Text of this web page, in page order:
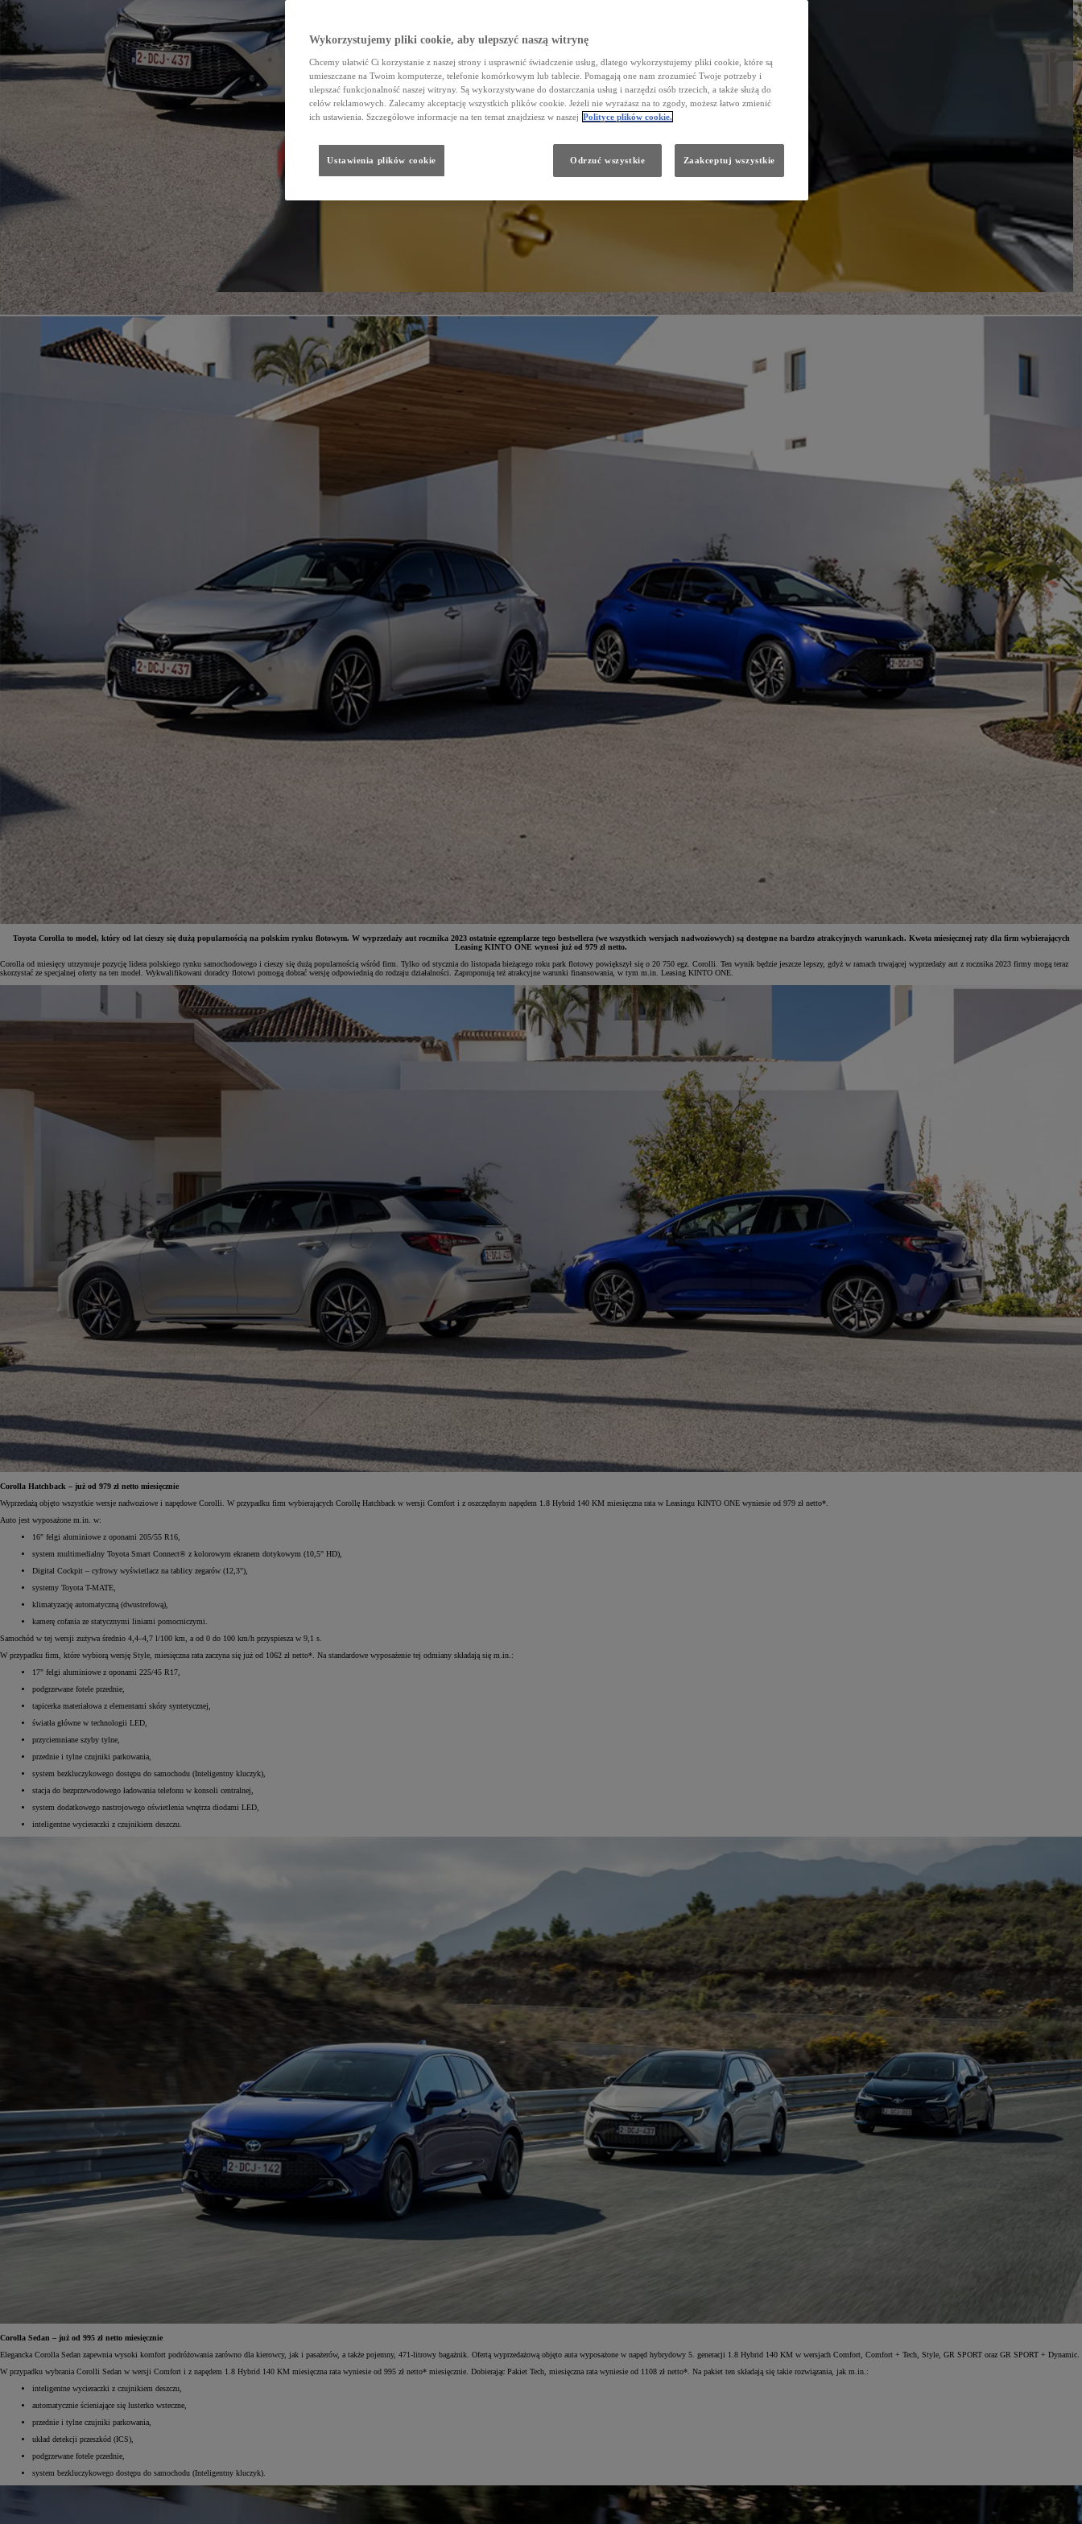
Od81 900 zł
Toyota Corolla to model, który od lat cieszy się dużą popularnością na polskim rynku flotowym. W wyprzedaży aut rocznika 2023 ostatnie egzemplarze tego bestsellera (we wszystkich wersjach nadwoziowych) są dostępne na bardzo atrakcyjnych warunkach. Kwota miesięcznej raty dla firm wybierających
Leasing KINTO ONE wynosi już od 979 zł netto.
Corolla od miesięcy utrzymuje pozycję lidera polskiego rynku samochodowego i cieszy się dużą popularnością wśród firm. Tylko od stycznia do listopada bieżącego roku park flotowy powiększył się o 20 750 egz. Corolli. Ten wynik będzie jeszcze lepszy, gdyż w ramach trwającej wyprzedaży aut z rocznika 2023 firmy mogą teraz
skorzystać ze specjalnej oferty na ten model. Wykwalifikowani doradcy flotowi pomogą dobrać wersję odpowiednią do rodzaju działalności. Zaproponują też atrakcyjne warunki finansowania, w tym m.in. Leasing KINTO ONE.
Corolla Hatchback – już od 979 zł netto miesięcznie
Wyprzedażą objęto wszystkie wersje nadwoziowe i napędowe Corolli. W przypadku firm wybierających Corollę Hatchback w wersji Comfort i z oszczędnym napędem 1.8 Hybrid 140 KM miesięczna rata w Leasingu KINTO ONE wyniesie od 979 zł netto*.
Auto jest wyposażone m.in. w:
16" felgi aluminiowe z oponami 205/55 R16,
system multimedialny Toyota Smart Connect® z kolorowym ekranem dotykowym (10,5" HD),
Digital Cockpit – cyfrowy wyświetlacz na tablicy zegarów (12,3"),
systemy Toyota T-MATE,
klimatyzację automatyczną (dwustrefową),
kamerę cofania ze statycznymi liniami pomocniczymi.
Samochód w tej wersji zużywa średnio 4,4–4,7 l/100 km, a od 0 do 100 km/h przyspiesza w 9,1 s.
W przypadku firm, które wybiorą wersję Style, miesięczna rata zaczyna się już od 1062 zł netto*. Na standardowe wyposażenie tej odmiany składają się m.in.:
17" felgi aluminiowe z oponami 225/45 R17,
podgrzewane fotele przednie,
tapicerka materiałowa z elementami skóry syntetycznej,
światła główne w technologii LED,
przyciemniane szyby tylne,
przednie i tylne czujniki parkowania,
system bezkluczykowego dostępu do samochodu (Inteligentny kluczyk),
stacja do bezprzewodowego ładowania telefonu w konsoli centralnej,
system dodatkowego nastrojowego oświetlenia wnętrza diodami LED,
inteligentne wycieraczki z czujnikiem deszczu.
Corolla Sedan – już od 995 zł netto miesięcznie
Elegancka Corolla Sedan zapewnia wysoki komfort podróżowania zarówno dla kierowcy, jak i pasażerów, a także pojemny, 471-litrowy bagażnik. Ofertą wyprzedażową objęto auta wyposażone w napęd hybrydowy 5. generacji 1.8 Hybrid 140 KM w wersjach Comfort, Comfort + Tech, Style, GR SPORT oraz GR SPORT + Dynamic.
W przypadku wybrania Corolli Sedan w wersji Comfort i z napędem 1.8 Hybrid 140 KM miesięczna rata wyniesie od 995 zł netto* miesięcznie. Dobierając Pakiet Tech, miesięczna rata wyniesie od 1108 zł netto*. Na pakiet ten składają się takie rozwiązania, jak m.in.:
inteligentne wycieraczki z czujnikiem deszczu,
automatycznie ścieniające się lusterko wsteczne,
przednie i tylne czujniki parkowania,
układ detekcji przeszkód (ICS),
podgrzewane fotele przednie,
system bezkluczykowego dostępu do samochodu (Inteligentny kluczyk).
Wykorzystujemy pliki cookie, aby ulepszyć naszą witrynę
Chcemy ułatwić Ci korzystanie z naszej strony i usprawnić świadczenie usług, dlatego wykorzystujemy pliki cookie, które są
umieszczane na Twoim komputerze, telefonie komórkowym lub tablecie. Pomagają one nam zrozumieć Twoje potrzeby i
ulepszać funkcjonalność naszej witryny. Są wykorzystywane do dostarczania usług i narzędzi osób trzecich, a także służą do
celów reklamowych. Zalecamy akceptację wszystkich plików cookie. Jeżeli nie wyrażasz na to zgody, możesz łatwo zmienić
ich ustawienia. Szczegółowe informacje na ten temat znajdziesz w naszej Polityce plików cookie.
Odrzuć wszystkie Zaakceptuj wszystkie
Ustawienia plików cookie